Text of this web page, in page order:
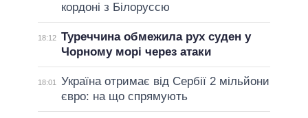
кордоні з Білоруссю
18:12 Туреччина обмежила рух суден у
Чорному морі через атаки
18:01 Україна отримає від Сербії 2 мільйони
євро: на що спрямують